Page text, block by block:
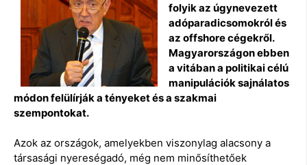
folyik az úgynevezett
adóparadicsomokról és
az offshore cégekről.
Magyarországon ebben
a vitában a politikai célú
manipulációk sajnálatos
módon felülírják a tényeket és a szakmai
szempontokat.
Azok az országok, amelyekben viszonylag alacsony a
társasági nyereségadó, még nem minősíthetőek